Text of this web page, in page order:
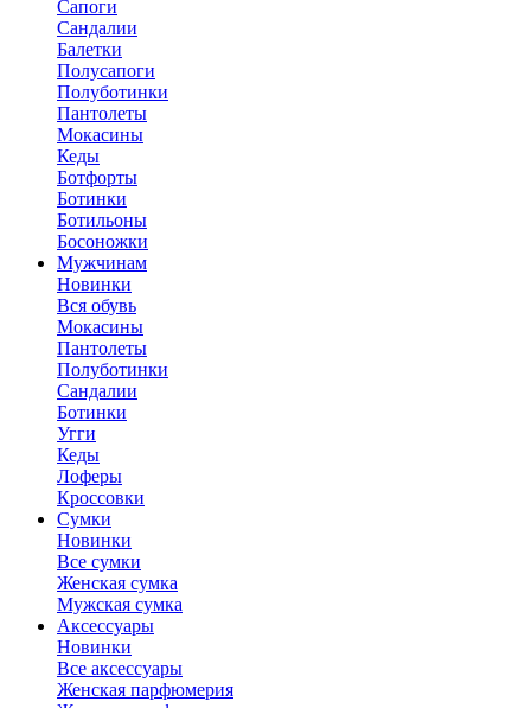
Сапоги
Сандалии
Балетки
Полусапоги
Полуботинки
Пантолеты
Мокасины
Кеды
Ботфорты
Ботинки
Ботильоны
Босоножки
Мужчинам
Новинки
Вся обувь
Мокасины
Пантолеты
Полуботинки
Сандалии
Ботинки
Угги
Кеды
Лоферы
Кроссовки
Сумки
Новинки
Все сумки
Женская сумка
Мужская сумка
Аксессуары
Новинки
Все аксессуары
Женская парфюмерия